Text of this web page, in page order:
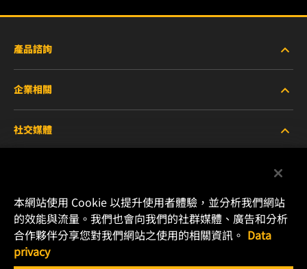
產品諮詢
重型設備車輛
小客車與商用車
賽車產品
企業相關
關於WIX
聯絡我們
職涯發展
社交媒體
Instagram
YouTube
本網站使用 Cookie 以提升使用者體驗，並分析我們網站
的效能與流量。我們也會向我們的社群媒體、廣告和分析
合作夥伴分享您對我們網站之使用的相關資訊。 Data
privacy